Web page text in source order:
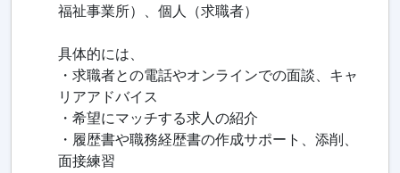
福祉事業所）、個人（求職者）
具体的には、
・求職者との電話やオンラインでの面談、キャ
リアアドバイス
・希望にマッチする求人の紹介
・履歴書や職務経歴書の作成サポート、添削、
面接練習